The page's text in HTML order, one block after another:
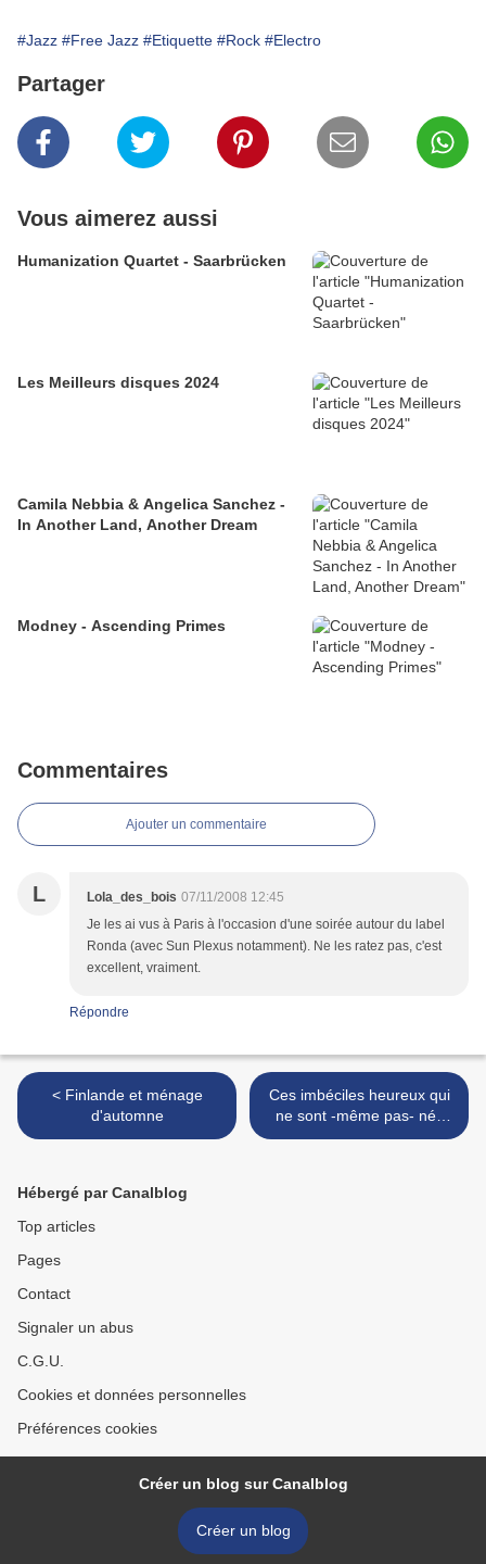
#Jazz #Free Jazz #Etiquette #Rock #Electro
Partager
Vous aimerez aussi
Humanization Quartet - Saarbrücken
Les Meilleurs disques 2024
Camila Nebbia & Angelica Sanchez -
In Another Land, Another Dream
Modney - Ascending Primes
Commentaires
Ajouter un commentaire
L Lola_des_bois 07/11/2008 12:45
Je les ai vus à Paris à l'occasion d'une soirée autour du label
Ronda (avec Sun Plexus notamment). Ne les ratez pas, c'est
excellent, vraiment.
Répondre
< Finlande et ménage
d'automne
Ces imbéciles heureux qui
ne sont -même pas- nés
quelque part... >
Hébergé par Canalblog
Top articles
Pages
Contact
Signaler un abus
C.G.U.
Cookies et données personnelles
Préférences cookies
Créer un blog sur Canalblog
Créer un blog